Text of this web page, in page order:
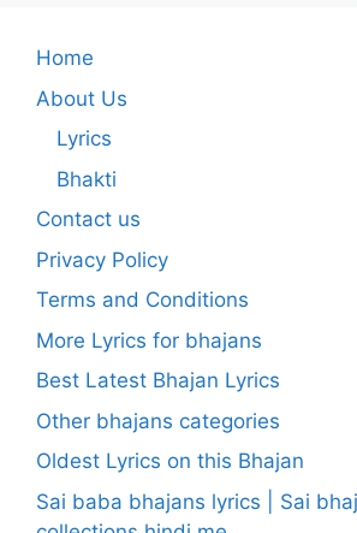
Home
About Us
Lyrics
Bhakti
Contact us
Privacy Policy
Terms and Conditions
More Lyrics for bhajans
Best Latest Bhajan Lyrics
Other bhajans categories
Oldest Lyrics on this Bhajan
Sai baba bhajans lyrics | Sai